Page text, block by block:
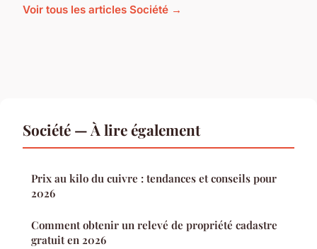
Voir tous les articles Société →
Société — À lire également
Prix au kilo du cuivre : tendances et conseils pour
2026
Comment obtenir un relevé de propriété cadastre
gratuit en 2026